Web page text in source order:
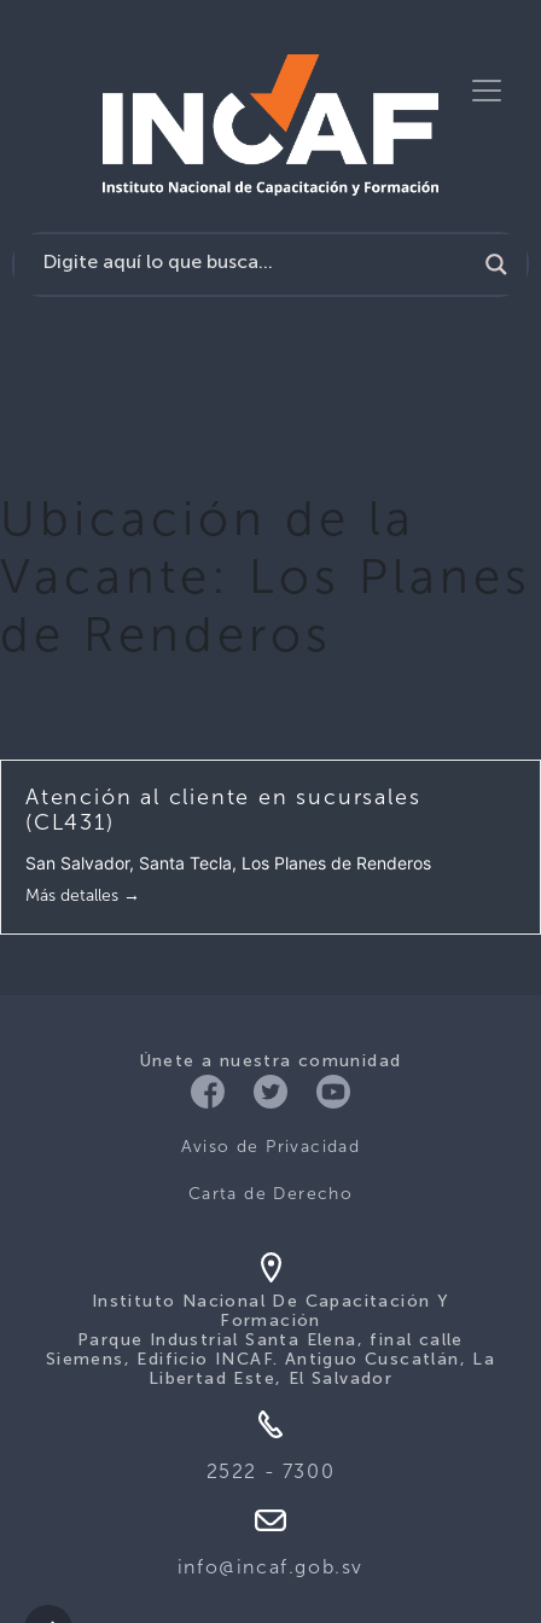
Ubicación de la
Vacante: Los Planes
de Renderos
Atención al cliente en sucursales
(CL431)
San Salvador Santa Tecla Los Planes de Renderos
Más detalles
Únete a nuestra comunidad
Aviso de Privacidad
Carta de Derecho
Instituto Nacional De Capacitación Y
Formación
Parque Industrial Santa Elena, final calle
Siemens, Edificio INCAF. Antiguo Cuscatlán, La
Libertad Este, El Salvador
2522 - 7300
info@incaf.gob.sv